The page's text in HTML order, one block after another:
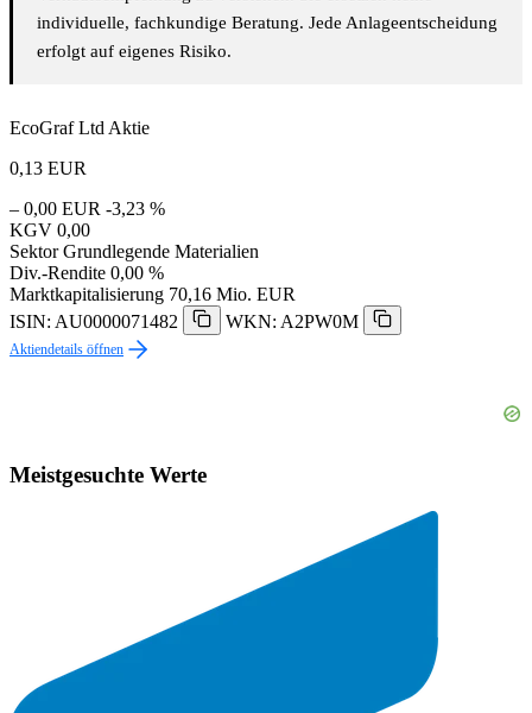
individuelle, fachkundige Beratung. Jede Anlageentscheidung
erfolgt auf eigenes Risiko.
EcoGraf Ltd Aktie
0,13 EUR
– 0,00 EUR -3,23 %
KGV 0,00
Sektor Grundlegende Materialien
Div.-Rendite 0,00 %
Marktkapitalisierung 70,16 Mio. EUR
ISIN: AU0000071482
WKN: A2PW0M
Aktiendetails öffnen
Meistgesuchte Werte